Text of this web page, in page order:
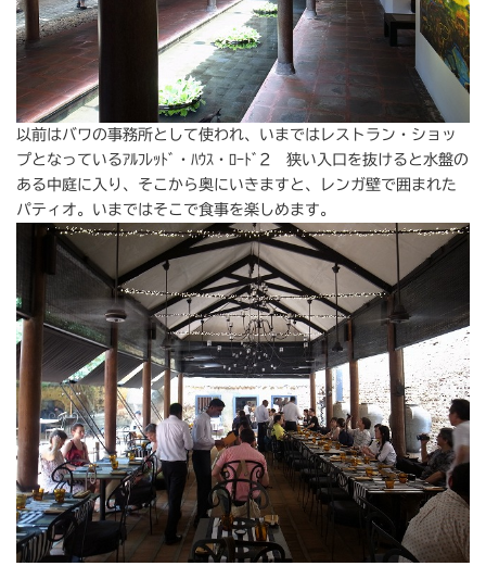
以前はバワの事務所として使われ、いまではレストラン・ショッ
プとなっているｱﾙﾌﾚｯﾄﾞ・ﾊｳｽ・ﾛｰﾄﾞ2 狭い入口を抜けると水盤の
ある中庭に入り、そこから奥にいきますと、レンガ壁で囲まれた
パティオ。いまではそこで食事を楽しめます。